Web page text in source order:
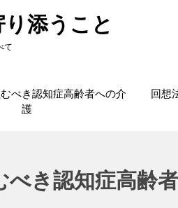
添うこと
て
べき認知症高齢者への介
護
回想
べき認知症高齢